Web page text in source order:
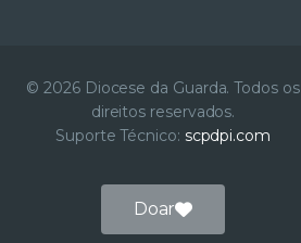
© 2026 Diocese da Guarda. Todos os
direitos reservados.
Suporte Técnico: scpdpi.com
Doar